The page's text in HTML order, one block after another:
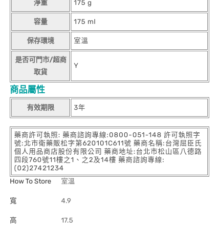
淨重 175 g
容量 175 ml
保存環境 室溫
是否可門市/超商
取貨
Y
商品屬性
有效期限 3年
藥商許可執照: 藥商諮詢專線:0800-051-148 許可執照字
號:北市衛藥販松字第620101C611號 藥商名稱:台灣屈臣氏
個人用品商店股份有限公司 藥商地址:台北市松山區八德路
四段760號11樓之1、之2及14樓 藥商諮詢專線:
(02)27421234
How To Store
室溫
寬 4.9
高 17.5